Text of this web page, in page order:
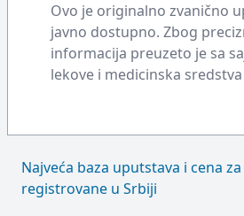
Ovo je originalno zvanično
javno dostupno. Zbog
informacija preuzeto je sa
lekove i medicinska sredstva
Najveća baza uputstava i cena
registrovane u Srbiji